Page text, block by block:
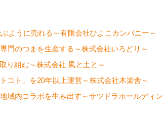
ように売れる～有限会社ひよこカンパニー～
門のつまを生産する～株式会社いろどり～
り組む～株式会社 風と土と～
コト」を20年以上運営～株式会社木楽舎～
域内コラボを生み出す～サツドラホールディン